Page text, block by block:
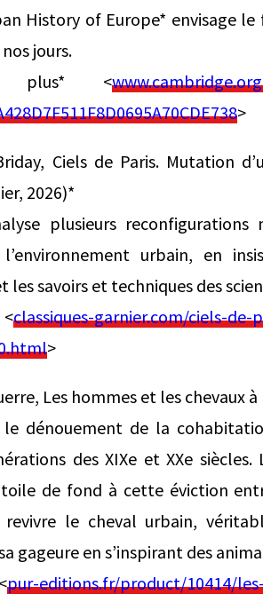
History of Europe* envisage
jours.
plus* <
>
Ciels de Paris. Mutation
2026)*
plusieurs
urbain, en
les savoirs et techniques des
classiques-garnier.com/ciels-
>
Les hommes et les chevaux
dénouement de la
des XIXe et XXe
de fond à cette éviction
revivre le cheval urbain,
gageure en s’inspirant des
pur-editions.fr/product/10414/